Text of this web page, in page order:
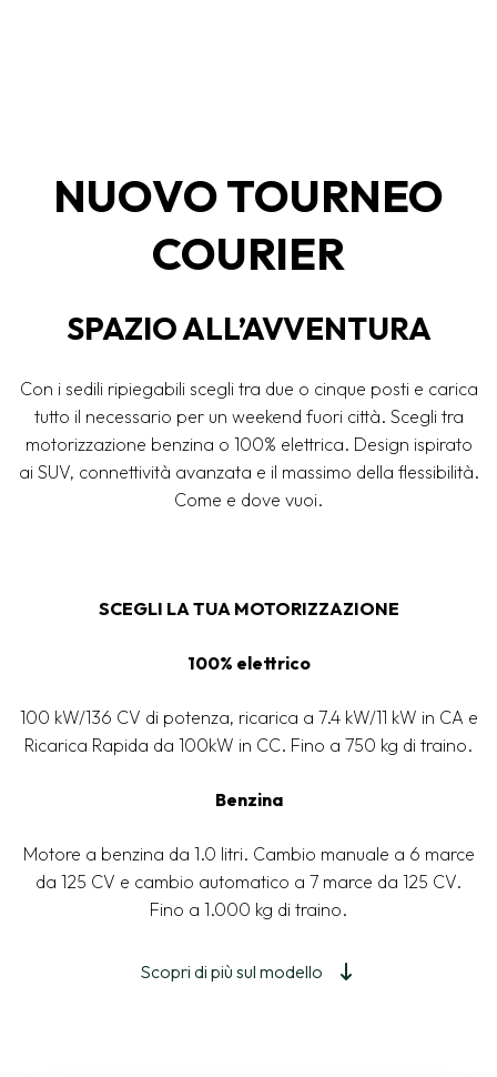
NUOVO TOURNEO
COURIER
SPAZIO ALL’AVVENTURA
Con i sedili ripiegabili scegli tra due o cinque posti e carica
tutto il necessario per un weekend fuori città. Scegli tra
motorizzazione benzina o 100% elettrica. Design ispirato
ai SUV, connettività avanzata e il massimo della flessibilità.
Come e dove vuoi.
SCEGLI LA TUA MOTORIZZAZIONE
100% elettrico
100 kW/136 CV di potenza, ricarica a 7.4 kW/11 kW in CA e
Ricarica Rapida da 100kW in CC. Fino a 750 kg di traino.
Benzina
Motore a benzina da 1.0 litri. Cambio manuale a 6 marce
da 125 CV e cambio automatico a 7 marce da 125 CV.
Fino a 1.000 kg di traino.
Scopri di più sul modello